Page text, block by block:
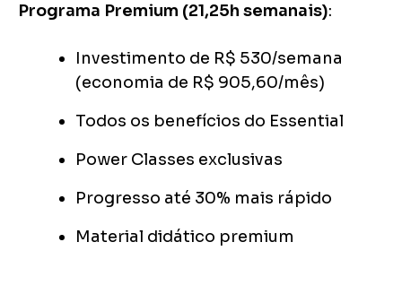
Programa Premium (21,25h semanais):
Investimento de R$ 530/semana
(economia de R$ 905,60/mês)
Todos os benefícios do Essential
Power Classes exclusivas
Progresso até 30% mais rápido
Material didático premium